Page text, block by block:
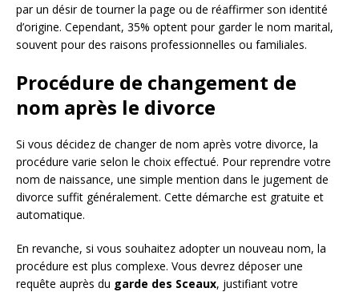
par un désir de tourner la page ou de réaffirmer son identité
d’origine. Cependant, 35% optent pour garder le nom marital,
souvent pour des raisons professionnelles ou familiales.
Procédure de changement de
nom après le divorce
Si vous décidez de changer de nom après votre divorce, la
procédure varie selon le choix effectué. Pour reprendre votre
nom de naissance, une simple mention dans le jugement de
divorce suffit généralement. Cette démarche est gratuite et
automatique.
En revanche, si vous souhaitez adopter un nouveau nom, la
procédure est plus complexe. Vous devrez déposer une
requête auprès du garde des Sceaux, justifiant votre